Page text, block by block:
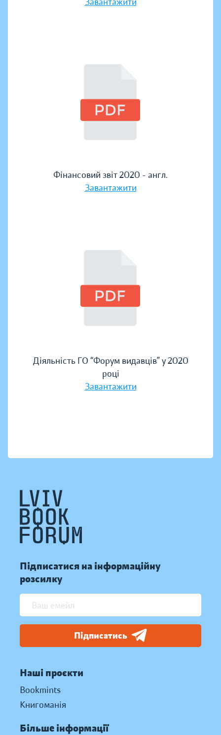
Фінансовий звіт 2020 - англ.
Завантажити
Діяльність ГО “Форум видавців” у 2020
році
Завантажити
Підписатися на інформаційну
розсилку
Підписатись
Наші проєкти
Bookmints
Книгоманія
Більше інформації